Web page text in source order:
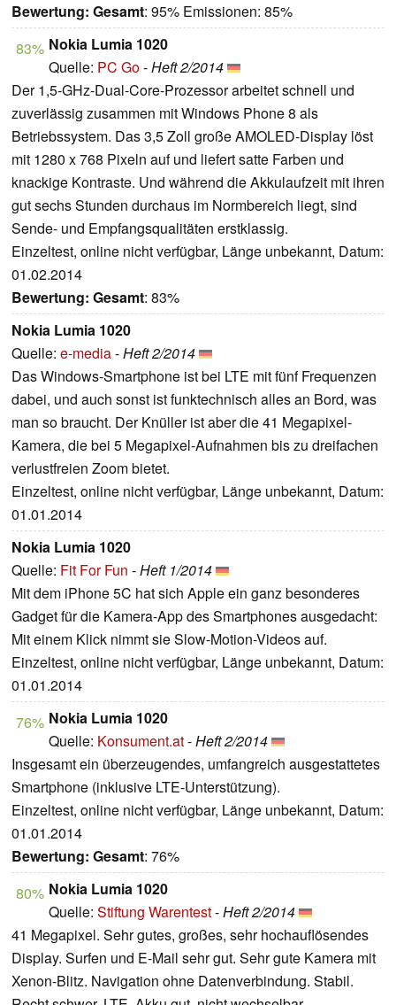
Bewertung: Gesamt: 95% Emissionen: 85%
83% Nokia Lumia 1020
Quelle: PC Go-Heft 2/2014
Der 1,5-GHz-Dual-Core-Prozessor arbeitet schnell und
zuverlässig zusammen mit Windows Phone 8 als
Betriebssystem. Das 3,5 Zoll große AMOLED-Display löst
mit 1280 x 768 Pixeln auf und liefert satte Farben und
knackige Kontraste. Und während die Akkulaufzeit mit ihren
gut sechs Stunden durchaus im Normbereich liegt, sind
Sende- und Empfangsqualitäten erstklassig.
Einzeltest, online nicht verfügbar, Länge unbekannt, Datum:
01.02.2014
Bewertung: Gesamt: 83%
Nokia Lumia 1020
Quelle: e-media-Heft 2/2014
Das Windows-Smartphone ist bei LTE mit fünf Frequenzen
dabei, und auch sonst ist funktechnisch alles an Bord, was
man so braucht. Der Knüller ist aber die 41 Megapixel-
Kamera, die bei 5 Megapixel-Aufnahmen bis zu dreifachen
verlustfreien Zoom bietet.
Einzeltest, online nicht verfügbar, Länge unbekannt, Datum:
01.01.2014
Nokia Lumia 1020
Quelle: Fit For Fun -Heft 1/2014
Mit dem iPhone 5C hat sich Apple ein ganz besonderes
Gadget für die Kamera-App des Smartphones ausgedacht:
Mit einem Klick nimmt sie Slow-Motion-Videos auf.
Einzeltest, online nicht verfügbar, Länge unbekannt, Datum:
01.01.2014
76% Nokia Lumia 1020
Quelle: Konsument.at-Heft 2/2014
Insgesamt ein überzeugendes, umfangreich ausgestattetes
Smartphone (inklusive LTE-Unterstützung).
Einzeltest, online nicht verfügbar, Länge unbekannt, Datum:
01.01.2014
Bewertung: Gesamt: 76%
80% Nokia Lumia 1020
Quelle: Stiftung Warentest-Heft 2/2014
41 Megapixel. Sehr gutes, großes, sehr hochauflösendes
Display. Surfen und E-Mail sehr gut. Sehr gute Kamera mit
Xenon-Blitz. Navigation ohne Datenverbindung. Stabil.